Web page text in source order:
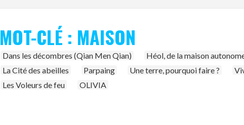
MOT-CLÉ : MAISON
Dans les décombres (Qian Men Qian) Héol, de la maison
La Cité des abeilles
Parpaing Une terre, pourquoi faire ?
Les Voleurs de feu
OLIVIA